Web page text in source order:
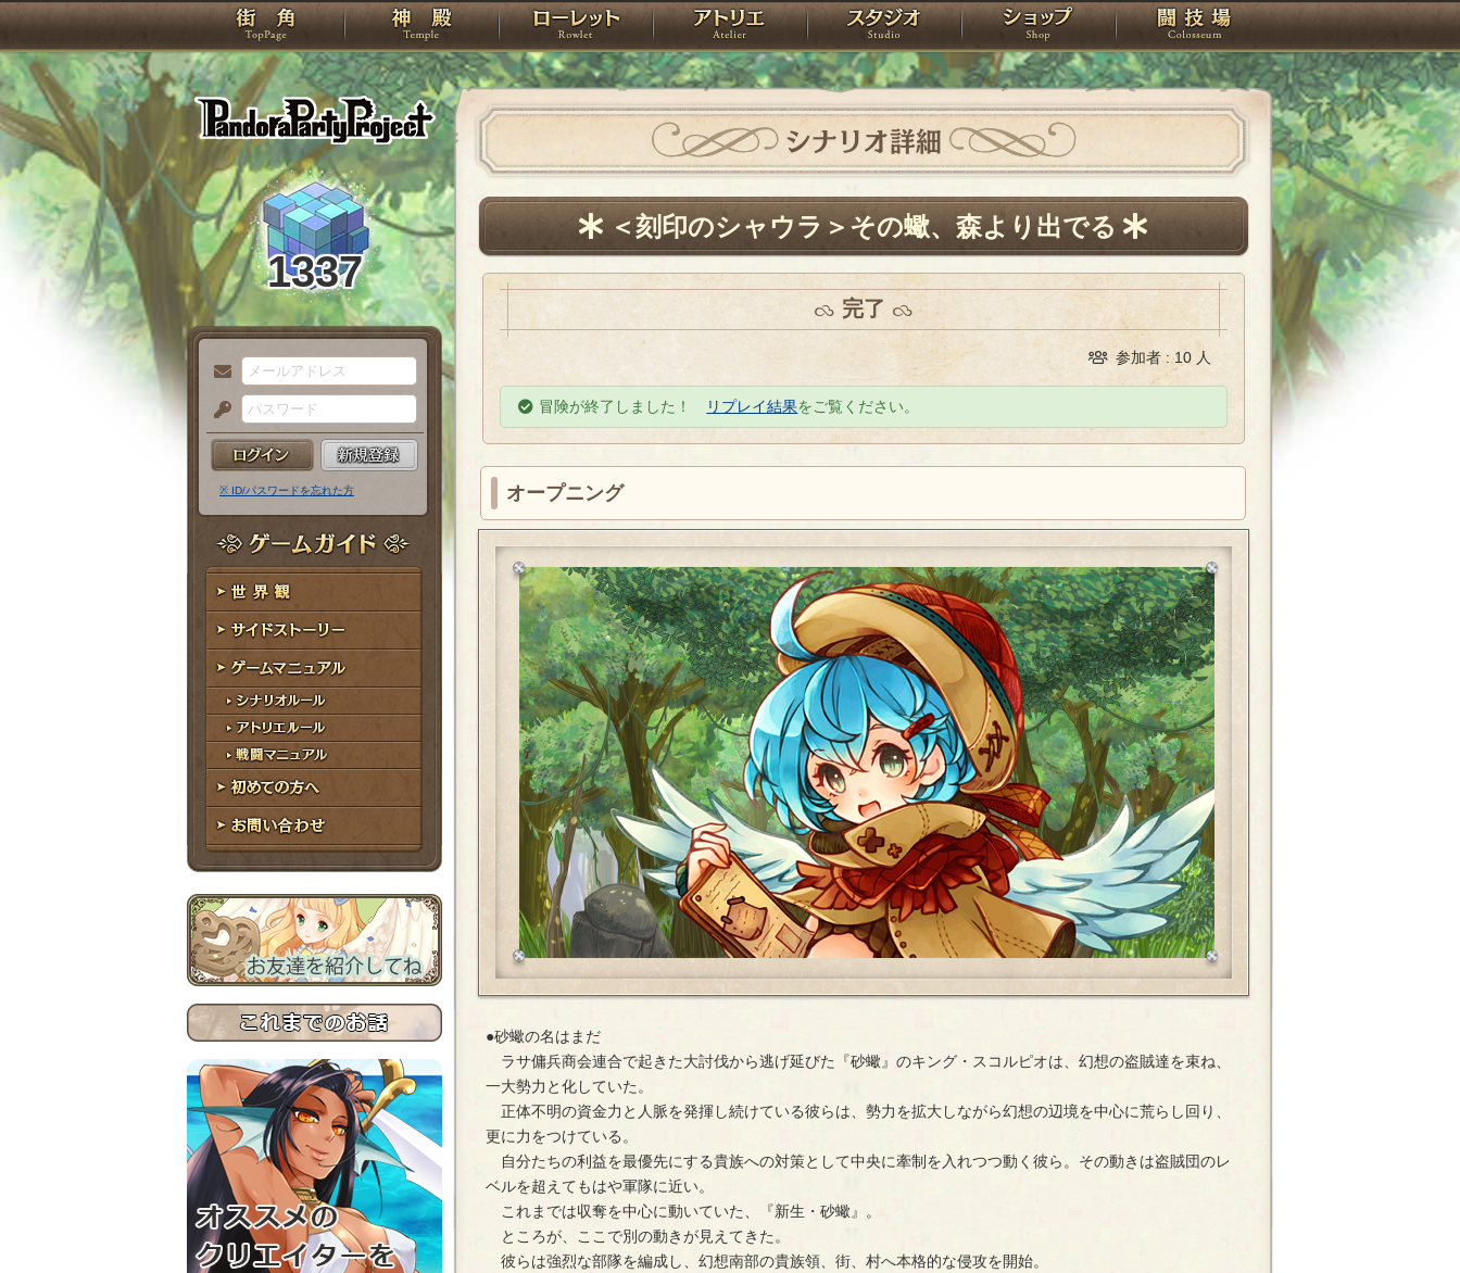
PandoraPartyProject
TOP 神殿 ローレット アトリエ スタジオ ショップ 闘技場
1337
メ
ー
ル
ア
ド
レ
ス
パ
ス
ー
ド
※ ID/パスワードを忘れた方
ゲームガイド
世界観
サイドストーリー
ゲームマニュアル
シナリオルール
アトリエルール
戦闘マニュアル
初めての方へ
お問い合わせ
シナリオ詳細
＜刻印のシャウラ＞その蠍、森より出でる
完了
参加者 : 10 人
冒険が終了しました！ リプレイ結果をご覧ください。
オープニング
●砂蠍の名はまだ
ラサ傭兵商会連合で起きた大討伐から逃げ延びた『砂蠍』のキング・スコルピオは、幻想の盗賊達を束ね、
一大勢力と化していた。
正体不明の資金力と人脈を発揮し続けている彼らは、勢力を拡大しながら幻想の辺境を中心に荒らし回り、
更に力をつけている。
自分たちの利益を最優先にする貴族への対策として中央に牽制を入れつつ動く彼ら。その動きは盗賊団のレ
ベルを超えてもはや軍隊に近い。
これまでは収奪を中心に動いていた、『新生・砂蠍』。
ところが、ここで別の動きが見えてきた。
彼らは強烈な部隊を編成し、幻想南部の貴族領、街、村へ本格的な侵攻を開始。